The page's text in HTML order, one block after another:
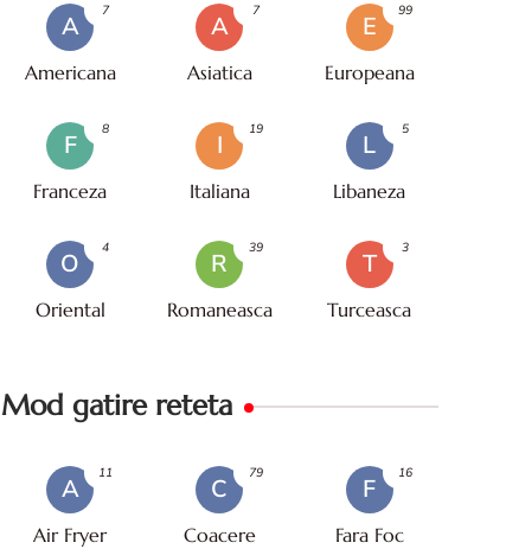
A
Americana
7
A
Asiatica
7
E
Europeana
99
F
Franceza
8
I
Italiana
19
L
Libaneza
5
O
Oriental
4
R
Romaneasca
39
T
Turceasca
3
Mod gatire reteta
A
Air Fryer
11
C
Coacere
79
F
Fara Foc
16